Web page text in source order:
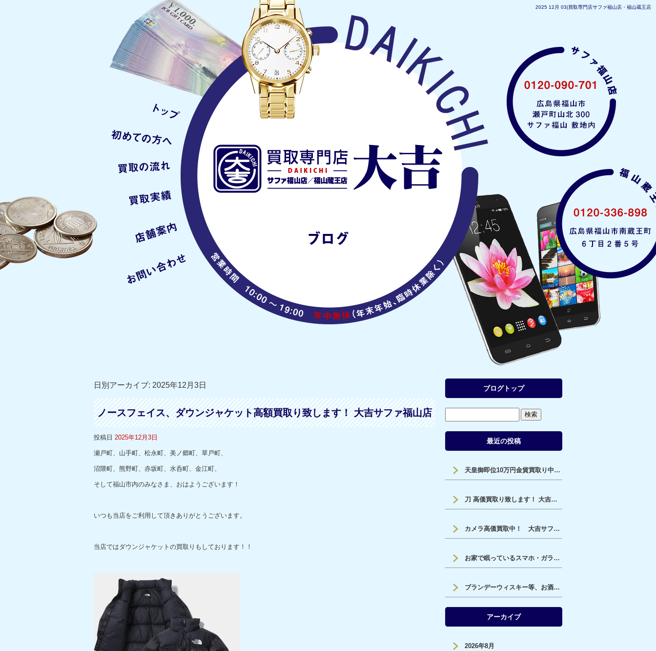
2025 12月 03|買取専門店サファ福山店・福山蔵王店
日別アーカイブ: 2025年12月3日
ノースフェイス、ダウンジャケット高額買取り致します！ 大吉サファ福山店
投稿日 2025年12月3日
瀬戸町、山手町、松永町、美ノ郷町、草戸町、
沼隈町、熊野町、赤坂町、水呑町、金江町、
そして福山市内のみなさま、おはようございます！
いつも当店をご利用して頂きありがとうございます。
当店ではダウンジャケットの買取りもしております！！
ブログトップ
最近の投稿
天皇御即位10万円金貨買取り中です。福山市、大吉サファ福山店です。
刀 高価買取り致します！ 大吉サファ福山店です。
カメラ高価買取中！ 大吉サファ福山です！
お家で眠っているスマホ・ガラケー高価買取中！ 大吉サファ福山です！
ブランデーウィスキー等、お酒高価買取！大吉サファ福山です！
アーカイブ
2026年8月